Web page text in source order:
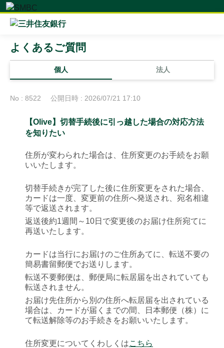
個人 法人
よくあるご質問
No : 8522 公開日時 : 2026/07/21 17:10
【Olive】切替手続後に引っ越した場合の対応方法
を知りたい
住所が変わられた場合は、住所変更のお手続をお願
いいたします。
切替手続きが完了した後に住所変更をされた場合、
カードは一度、変更前の住所へ発送され、宛名相違
等で返送されます。
返送後約1週間～10日で変更後のお届け住所宛てに
再送いたします。
カードは当行にお届けのご住所あてに、転送不要の
簡易書留郵便でお送りします。
転送不要郵便は、郵便局に転居届を出されていても
転送されません。
お届け先住所から別の住所へ転居届を出されている
場合は、カードが届くまでの間、日本郵便（株）に
て転送解除等のお手続きをお願いいたします。
住所変更についてくわしくはこちら